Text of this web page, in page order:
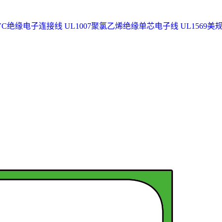
绝缘电子连接线 UL1007聚氯乙烯绝缘单芯电子线 UL1569美